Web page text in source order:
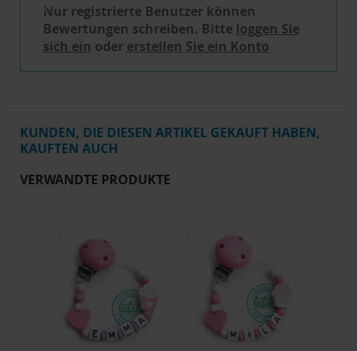
Nur registrierte Benutzer können
Bewertungen schreiben. Bitte loggen Sie
sich ein oder erstellen Sie ein Konto
KUNDEN, DIE DIESEN ARTIKEL GEKAUFT HABEN,
KAUFTEN AUCH
VERWANDTE PRODUKTE